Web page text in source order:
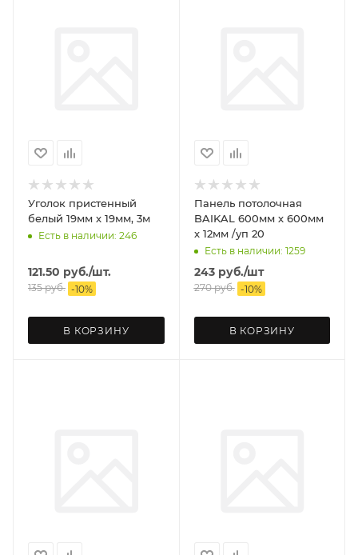
Уголок пристенный
белый 19мм х 19мм, 3м
Есть в наличии: 246
121.50 руб./шт.
135руб. -10%
В КОРЗИНУ
Панель потолочная
BAIKAL 600мм х 600мм
х 12мм /уп 20
Есть в наличии: 1259
243руб./шт
270руб. -10%
В КОРЗИНУ